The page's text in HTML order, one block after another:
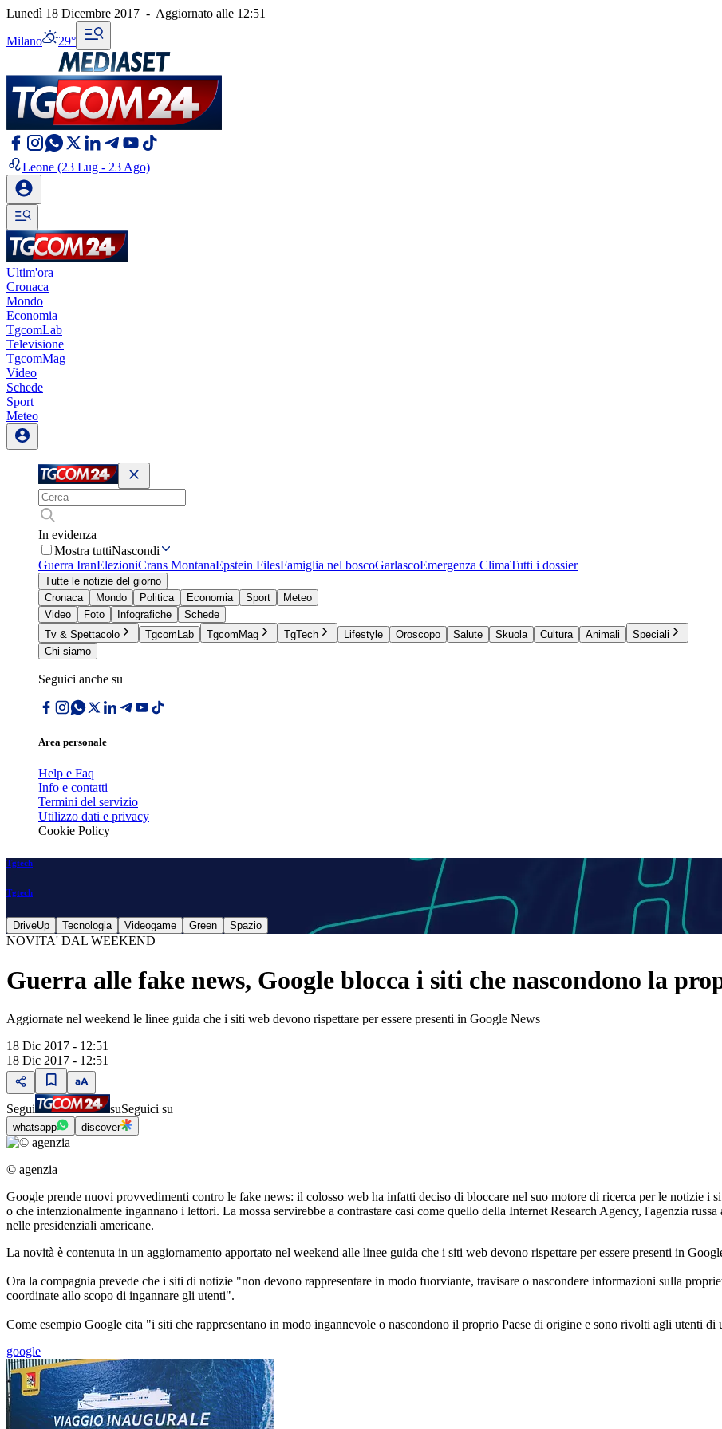
Lunedì 18 Dicembre 2017 - Aggiornato alle 12:51
Milano 29°
Leone (23 Lug - 23 Ago)
Ultim'ora
Cronaca
Mondo
Economia
TgcomLab
Televisione
TgcomMag
Video
Schede
Sport
Meteo
In evidenza
Mostra tuttiNascondi
Guerra IranElezioniCrans MontanaEpstein FilesFamiglia nel boscoGarlascoEmergenza ClimaTutti i dossier
Tutte le notizie del giorno
Cronaca
Mondo Politica Economia Sport
Meteo
Video
Foto Infografiche
Schede
Tv & Spettacolo
TgcomLab TgcomMag TgTech Lifestyle Oroscopo Salute Skuola Cultura Animali
Speciali
Chi siamo
Seguici anche su
Area personale
Help e Faq
Info e contatti
Termini del servizio
Utilizzo dati e privacy
Cookie Policy
Tgtech
Tgtech
DriveUp Tecnologia Videogame Green Spazio
NOVITA' DAL WEEKEND
Guerra alle fake news, Google blocca i siti che nascondono la
Aggiornate nel weekend le linee guida che i siti web devono rispettare per essere presenti in Google News
18 Dic 2017 - 12:51
18 Dic 2017 - 12:51
Segui suSeguici su
whatsapp discover
© agenzia
Google prende nuovi provvedimenti contro le fake news: il colosso web ha infatti deciso di bloccare nel suo motore di ricerca per le notizie i
o che intenzionalmente ingannano i lettori. La mossa servirebbe a contrastare casi come quello della Internet Research Agency, l'agenzia
nelle presidenziali americane.
La novità è contenuta in un aggiornamento apportato nel weekend alle linee guida che i siti web devono rispettare per essere presenti in
Ora la compagnia prevede che i siti di notizie "non devono rappresentare in modo fuorviante, travisare o nascondere informazioni sulla
coordinate allo scopo di ingannare gli utenti".
Come esempio Google cita "i siti che rappresentano in modo ingannevole o nascondono il proprio Paese di origine e sono rivolti agli utenti di
google